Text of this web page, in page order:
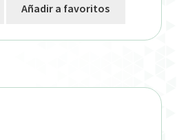
Añadir a favoritos